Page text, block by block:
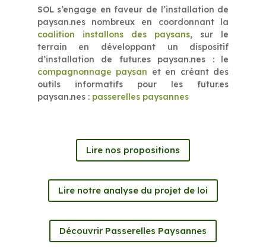
SOL s’engage en faveur de l’installation de
paysan.nes nombreux en coordonnant la
coalition installons des paysans, sur le
terrain en développant un dispositif
d’installation de futur.es paysan.nes : le
compagnonnage paysan et en créant des
outils informatifs pour les futur.es
paysan.nes : passerelles paysannes
Lire nos propositions
Lire notre analyse du projet de loi
Découvrir Passerelles Paysannes